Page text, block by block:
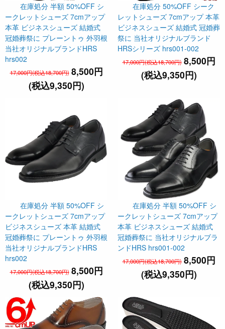
在庫処分 半額 50%OFF シ
ークレットシューズ 7cmアップ
本革 ビジネスシューズ 結婚式
冠婚葬祭に プレーントゥ 外羽根
当社オリジナルブランドHRS
hrs002
17,000円(税込18,700円) 8,500円
(税込9,350円)
在庫処分 50%OFF シーク
レットシューズ 7cmアップ 本革
ビジネスシューズ 結婚式 冠婚葬
祭に 当社オリジナルブランド
HRSシリーズ hrs001-002
17,000円(税込18,700円) 8,500円
(税込9,350円)
在庫処分 半額 50%OFF シ
ークレットシューズ 7cmアップ
ビジネスシューズ 本革 結婚式
冠婚葬祭に プレーントゥ 外羽根
当社オリジナルブランドHRS
hrs002
17,000円(税込18,700円) 8,500円
(税込9,350円)
在庫処分 半額 50%OFF シ
ークレットシューズ 7cmアップ
本革 ビジネスシューズ 結婚式
冠婚葬祭に 当社オリジナルブラ
ンドHRS hrs001-002
17,000円(税込18,700円) 8,500円
(税込9,350円)